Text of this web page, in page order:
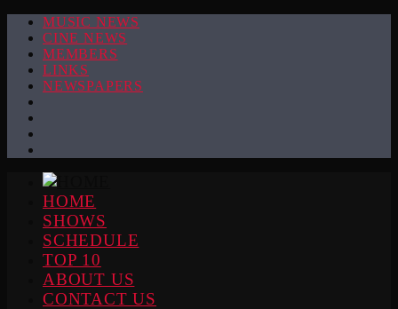
MUSIC NEWS
CINE NEWS
MEMBERS
LINKS
NEWSPAPERS
HOME
SHOWS
SCHEDULE
TOP 10
ABOUT US
CONTACT US